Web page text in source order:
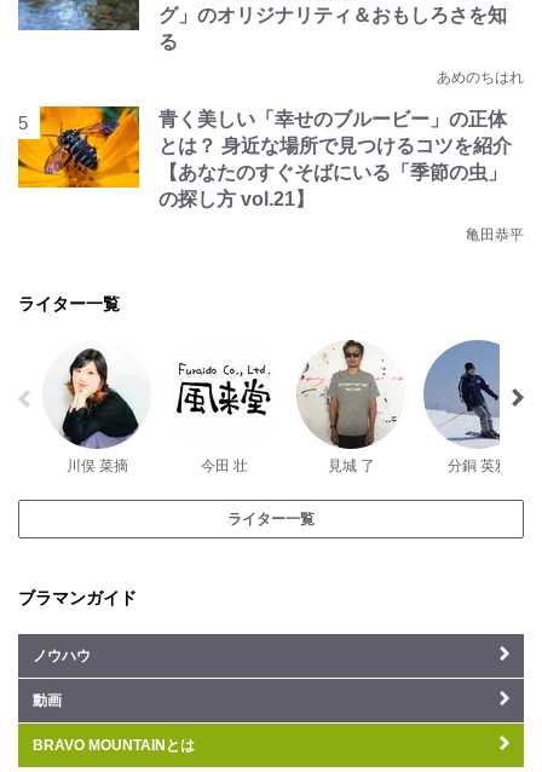
グ」のオリジナリティ＆おもしろさを知
る
あめのちはれ
青く美しい「幸せのブルービー」の正体
とは？ 身近な場所で見つけるコツを紹介
【あなたのすぐそばにいる「季節の虫」
の探し方 vol.21】
亀田恭平
ライター一覧
川俣 菜摘 今田 壮 見城 了 分銅 英雅
ライター一覧
ブラマンガイド
ノウハウ
動画
BRAVO MOUNTAINとは